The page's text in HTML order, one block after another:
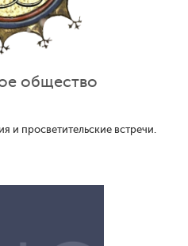
общество
просветительские встречи.